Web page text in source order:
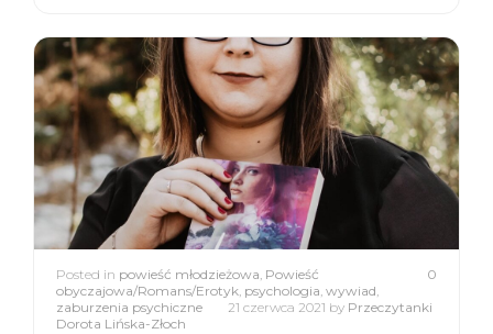
0
Posted in powieść młodzieżowa, Powieść
obyczajowa/Romans/Erotyk, psychologia, wywiad,
zaburzenia psychiczne
21 czerwca 2021 by Przeczytanki
Dorota Lińska-Złoch